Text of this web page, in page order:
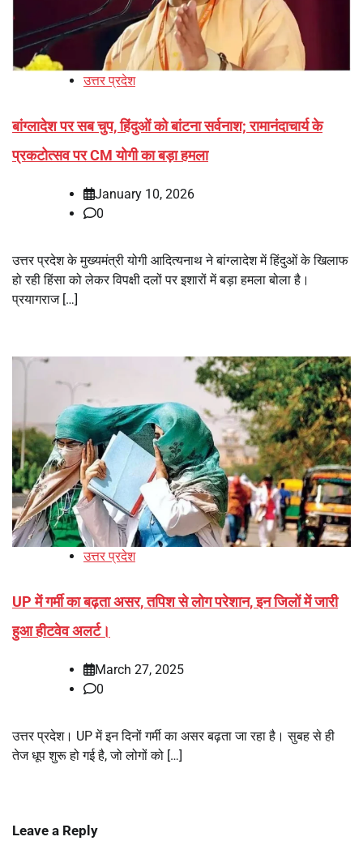
उत्तर प्रदेश
बांग्लादेश पर सब चुप, हिंदुओं को बांटना सर्वनाश; रामानंदाचार्य के
प्रकटोत्सव पर CM योगी का बड़ा हमला
January 10, 2026
0
उत्तर प्रदेश के मुख्यमंत्री योगी आदित्यनाथ ने बांग्लादेश में हिंदुओं के खिलाफ
हो रही हिंसा को लेकर विपक्षी दलों पर इशारों में बड़ा हमला बोला है।
प्रयागराज […]
उत्तर प्रदेश
UP में गर्मी का बढ़ता असर, तपिश से लोग परेशान, इन जिलों में जारी
हुआ हीटवेव अलर्ट।
March 27, 2025
0
उत्तर प्रदेश। UP में इन दिनों गर्मी का असर बढ़ता जा रहा है। सुबह से ही
तेज धूप शुरू हो गई है, जो लोगों को […]
Leave a Reply